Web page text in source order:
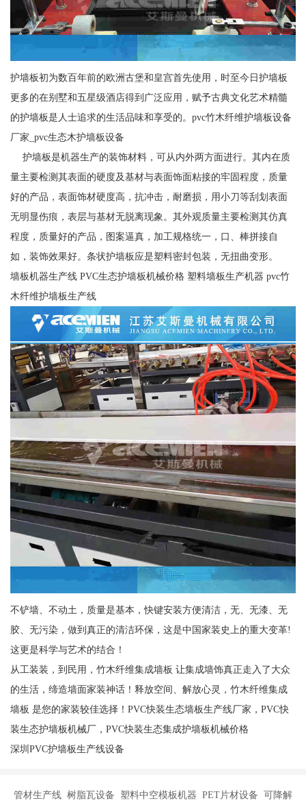
护墙板初为数百年前的欧洲古堡和皇宫首先使用，时至今日护墙板
更多的在别墅和五星级酒店得到广泛应用，赋予古典文化艺术精髓
的护墙板是人士追求的生活品味和享受的。pvc竹木纤维护墙板设备
厂家_pvc生态木护墙板设备
护墙板是机器生产的装饰材料，可从内外两方面进行。其内在质
量主要检测其表面的硬度及基材与表面饰面粘接的牢固程度，质量
好的产品，表面饰材硬度高，抗冲击，耐磨损，用小刀等刮划表面
无明显伤痕，表层与基材无脱离现象。其外观质量主要检测其仿真
程度，质量好的产品，图案逼真，加工规格统一，口、棒拼接自
如，装饰效果好。条状护墙板应是塑料密封包装，无扭曲变形。
墙板机器生产线 PVC生态护墙板机械价格 塑料墙板生产机器 pvc竹
木纤维护墙板生产线
不铲墙、不动土，质量是基本，快键安装方便清洁，无、无漆、无
胶、无污染，做到真正的清洁环保，这是中国家装史上的重大变革!
这更是科学与艺术的结合！
从工装装，到民用，竹木纤维集成墙板 让集成墙饰真正走入了大众
的生活，缔造墙面家装神话！释放空间、解放心灵，竹木纤维集成
墙板 是您的家装较佳选择！PVC快装生态墙板生产线厂家，PVC快
装生态护墙板机械厂，PVC快装生态集成护墙板机械价格
深圳PVC护墙板生产线设备
管材生产线 树脂瓦设备 塑料中空模板机器 PET片材设备 可降解